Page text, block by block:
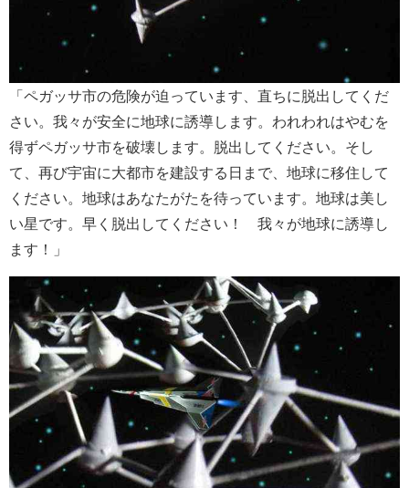
「ペガッサ市の危険が迫っています、直ちに脱出してくだ
さい。我々が安全に地球に誘導します。われわれはやむを
得ずペガッサ市を破壊します。脱出してください。そし
て、再び宇宙に大都市を建設する日まで、地球に移住して
ください。地球はあなたがたを待っています。地球は美し
い星です。早く脱出してください！ 我々が地球に誘導し
ます！」